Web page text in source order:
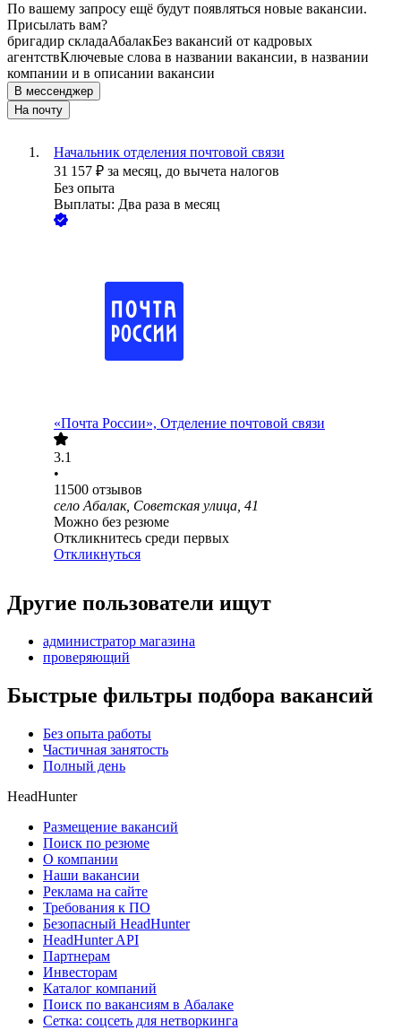
По вашему запросу ещё будут появляться новые вакансии.
Присылать вам?
бригадир складаАбалакБез вакансий от кадровых
агентствКлючевые слова в названии вакансии, в названии
компании и в описании вакансии
В мессенджер
На почту
Начальник отделения почтовой связи
31 157 ₽ за месяц, до вычета налогов
Без опыта
Выплаты: Два раза в месяц
«Почта России», Отделение почтовой связи
3.1
•
11500 отзывов
село Абалак, Советская улица, 41
Можно без резюме
Откликнитесь среди первых
Откликнуться
Другие пользователи ищут
администратор магазина
проверяющий
Быстрые фильтры подбора вакансий
Без опыта работы
Частичная занятость
Полный день
HeadHunter
Размещение вакансий
Поиск по резюме
О компании
Наши вакансии
Реклама на сайте
Требования к ПО
Безопасный HeadHunter
HeadHunter API
Партнерам
Инвесторам
Каталог компаний
Поиск по вакансиям в Абалаке
Сетка: соцсеть для нетворкинга